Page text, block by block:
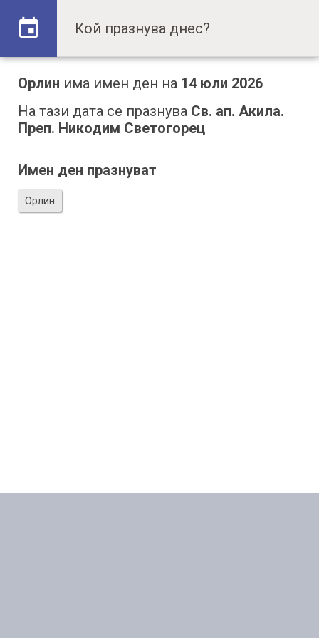
Орлин има имен ден на 14 юли 2026
На тази дата се празнува Св. ап. Акила.
Преп. Никодим Светогорец
Имен ден празнуват
Орлин